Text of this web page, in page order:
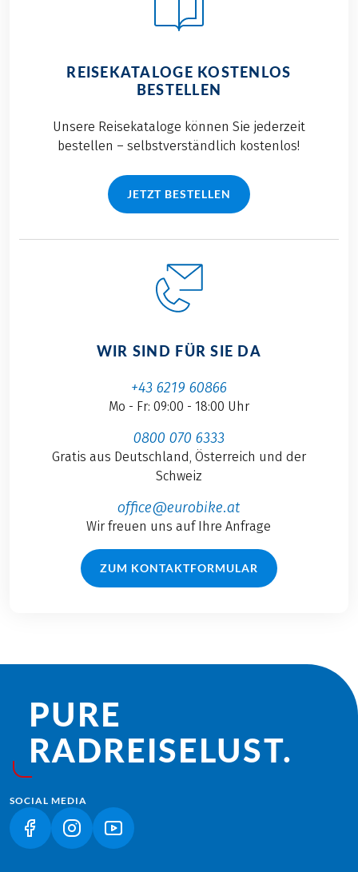
REISEKATALOGE KOSTENLOS
BESTELLEN
Unsere Reisekataloge können Sie jederzeit
bestellen – selbstverständlich kostenlos!
JETZT BESTELLEN
WIR SIND FÜR SIE DA
+43 6219 60866
Mo - Fr: 09:00 - 18:00 Uhr
0800 070 6333
Gratis aus Deutschland, Österreich und der
Schweiz
office@eurobike.at
Wir freuen uns auf Ihre Anfrage
ZUM KONTAKTFORMULAR
PURE
RADREISE­LUST.
SOCIAL MEDIA
(LINK ÖFFNET IN NEUEM TAB)
(LINK ÖFFNET IN NEUEM TAB)
(LINK ÖFFNET IN NEUEM TAB)